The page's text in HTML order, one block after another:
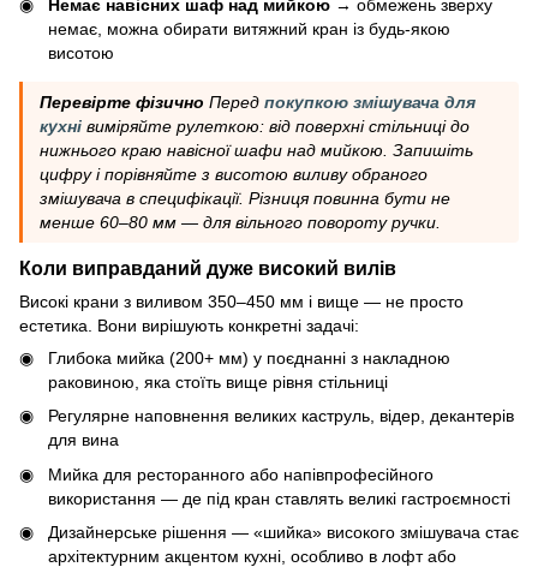
Немає навісних шаф над мийкою → обмежень зверху
немає, можна обирати витяжний кран із будь-якою
висотою
Перевірте фізично Перед покупкою змішувача для
кухні виміряйте рулеткою: від поверхні стільниці до
нижнього краю навісної шафи над мийкою. Запишіть
цифру і порівняйте з висотою виливу обраного
змішувача в специфікації. Різниця повинна бути не
менше 60–80 мм — для вільного повороту ручки.
Коли виправданий дуже високий вилів
Високі крани з виливом 350–450 мм і вище — не просто
естетика. Вони вирішують конкретні задачі:
Глибока мийка (200+ мм) у поєднанні з накладною
раковиною, яка стоїть вище рівня стільниці
Регулярне наповнення великих каструль, відер, декантерів
для вина
Мийка для ресторанного або напівпрофесійного
використання — де під кран ставлять великі гастроємності
Дизайнерське рішення — «шийка» високого змішувача стає
архітектурним акцентом кухні, особливо в лофт або